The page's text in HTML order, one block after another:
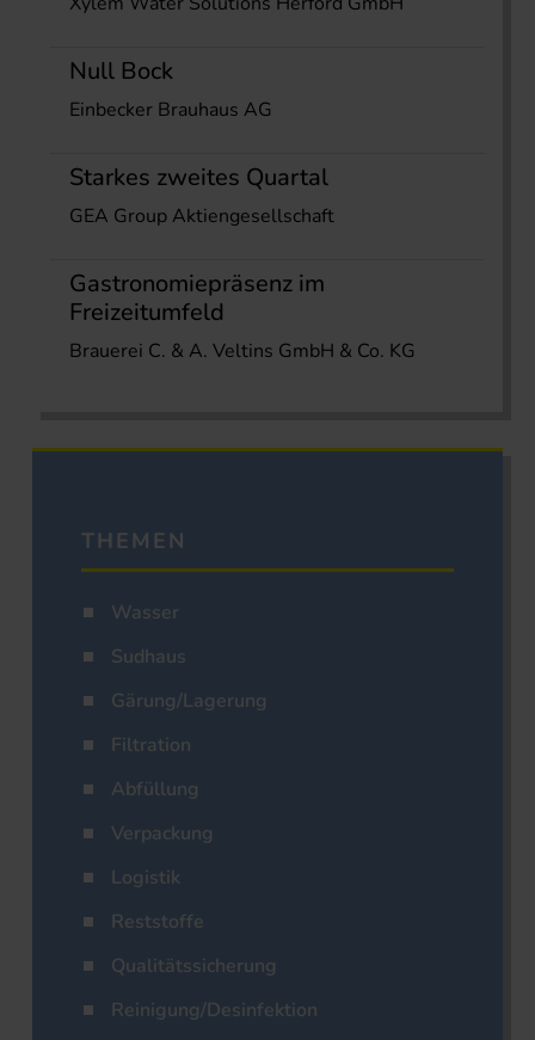
Null Bock
Einbecker Brauhaus AG
Starkes zweites Quartal
GEA Group Aktiengesellschaft
Gastronomiepräsenz im
Freizeitumfeld
Brauerei C. & A. Veltins GmbH & Co. KG
THEMEN
Wasser
Sudhaus
Gärung/Lagerung
Filtration
Abfüllung
Verpackung
Logistik
Reststoffe
Qualitätssicherung
Reinigung/Desinfektion